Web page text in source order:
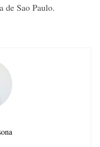
de Sao Paulo.